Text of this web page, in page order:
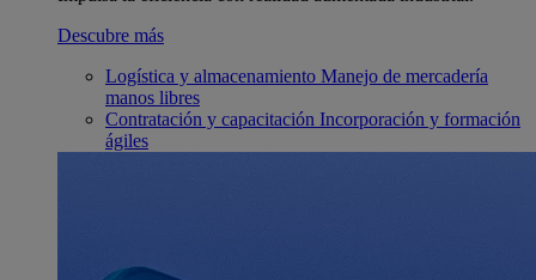
Descubre más
Logística y almacenamiento Manejo de mercadería
manos libres
Contratación y capacitación Incorporación y formación
ágiles